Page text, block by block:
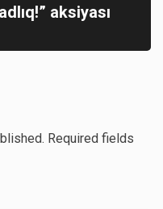
aksiyası
Required fields